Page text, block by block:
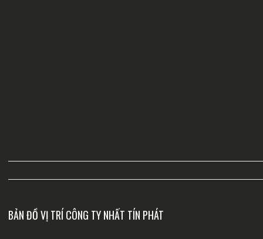
BẢN ĐỒ VỊ TRÍ CÔNG TY NHẤT TÍN PHÁT